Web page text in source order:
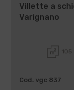
Villette a
Varignano
105
Cod. vgc 837